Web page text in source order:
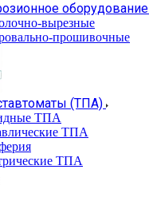
оборудование
вырезные
прошивочные
(ТПА)
ТПА
ТПА
ТПА